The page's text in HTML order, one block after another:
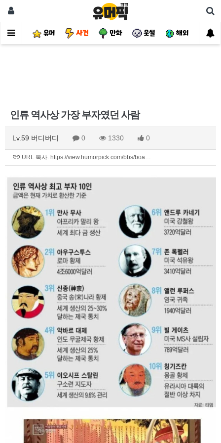
유머 사건 만화 웃썰 해외 핫
인류 역사상 가장 부자였던 사람
Lv.59 버디버디 0 1330 0
URL 복사: https://view.humorpick.com/bbs/boa…